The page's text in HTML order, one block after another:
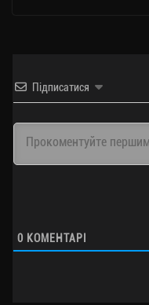
Підписатися
0 КОМЕНТАРІ